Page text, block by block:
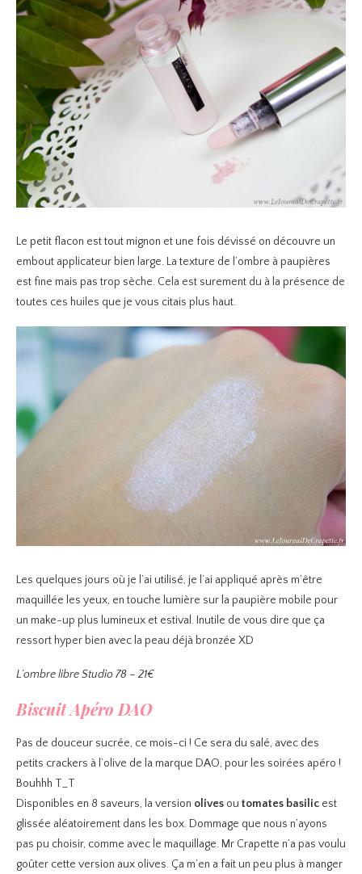
Le petit flacon est tout mignon et une fois dévissé on découvre un
embout applicateur bien large. La texture de l’ombre à paupières
est fine mais pas trop sèche. Cela est surement du à la présence de
toutes ces huiles que je vous citais plus haut.
Les quelques jours où je l’ai utilisé, je l’ai appliqué après m’être
maquillée les yeux, en touche lumière sur la paupière mobile pour
un make-up plus lumineux et estival. Inutile de vous dire que ça
ressort hyper bien avec la peau déjà bronzée XD
L’ombre libre Studio 78 – 21€
Biscuit Apéro DAO
Pas de douceur sucrée, ce mois-ci ! Ce sera du salé, avec des
petits crackers à l’olive de la marque DAO, pour les soirées apéro !
Bouhhh T_T
Disponibles en 8 saveurs, la version olives ou tomates basilic est
glissée aléatoirement dans les box. Dommage que nous n’ayons
pas pu choisir, comme avec le maquillage. Mr Crapette n’a pas voulu
goûter cette version aux olives. Ça m’en a fait un peu plus à manger